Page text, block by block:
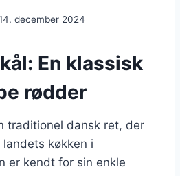
december 2024
En klassisk
rødder
traditionel dansk ret, der
køkken i
er kendt for sin enkle